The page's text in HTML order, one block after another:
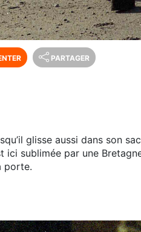
PARTAGER
glisse aussi dans son
ici sublimée par une
porte.